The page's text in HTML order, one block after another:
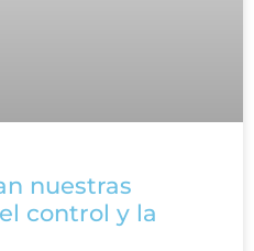
nuestras
control y la